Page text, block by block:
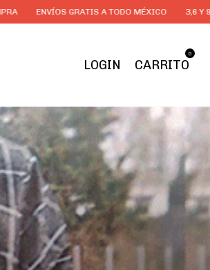
GRATIS A TODO MÉXICO 3,6 Y 9 MSI EN
LOGIN CARRITO
0